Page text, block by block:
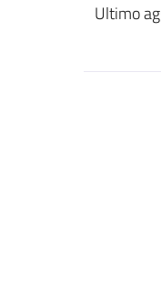
Ultimo